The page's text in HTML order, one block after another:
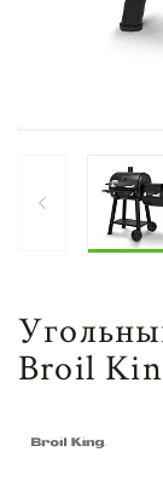
Broil